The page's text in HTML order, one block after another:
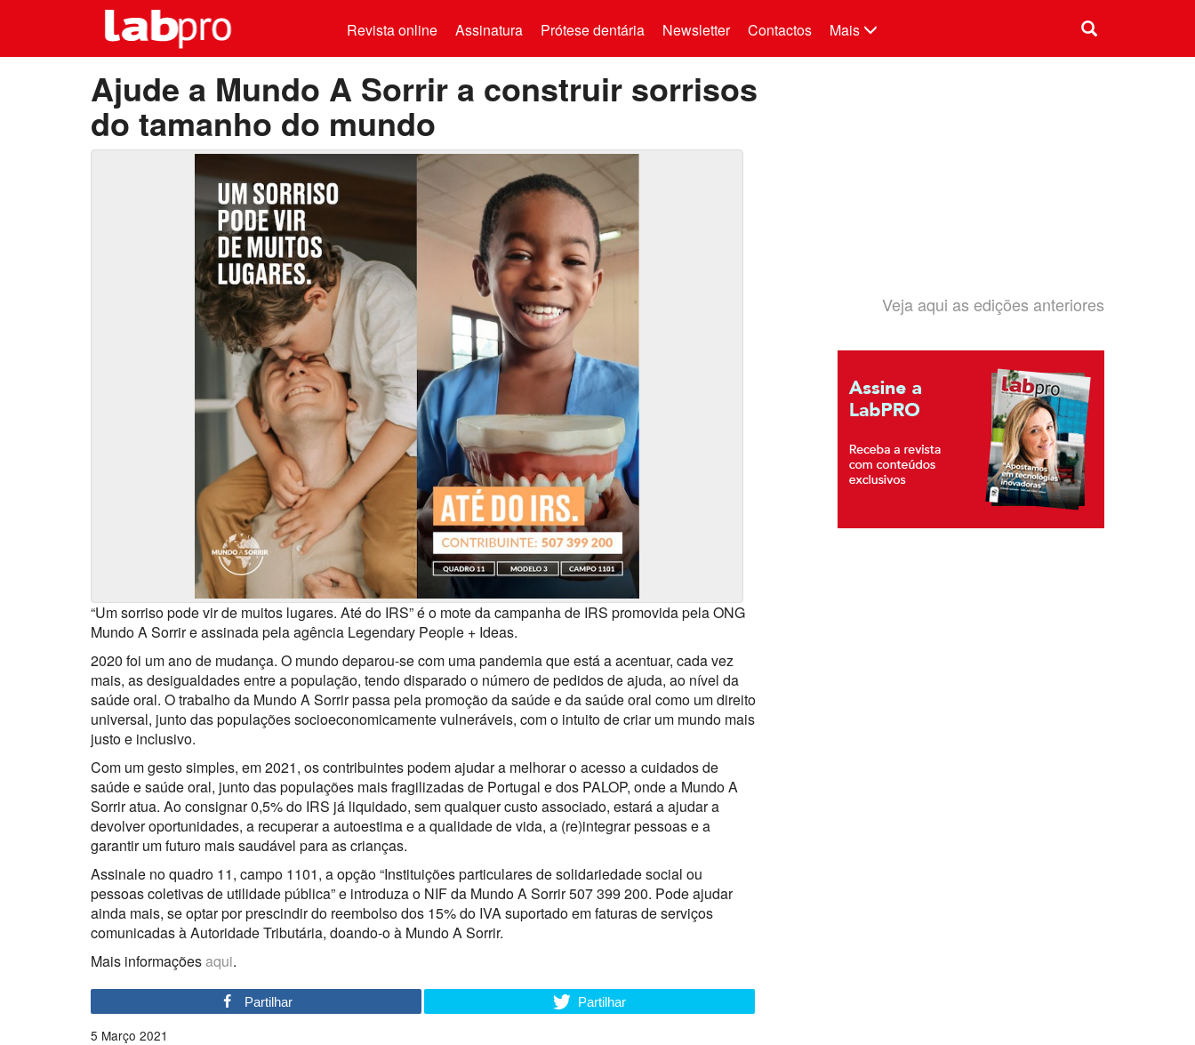
Mais
Revista online Assinatura Prótese dentária Newsletter Contactos
Ajude a Mundo A Sorrir a construir sorrisos
do tamanho do mundo
“Um sorriso pode vir de muitos lugares. Até do IRS” é o mote da campanha de IRS promovida pela ONG
Mundo A Sorrir e assinada pela agência Legendary People + Ideas.
2020 foi um ano de mudança. O mundo deparou-se com uma pandemia que está a acentuar, cada vez
mais, as desigualdades entre a população, tendo disparado o número de pedidos de ajuda, ao nível da
saúde oral. O trabalho da Mundo A Sorrir passa pela promoção da saúde e da saúde oral como um direito
universal, junto das populações socioeconomicamente vulneráveis, com o intuito de criar um mundo mais
justo e inclusivo.
Com um gesto simples, em 2021, os contribuintes podem ajudar a melhorar o acesso a cuidados de
saúde e saúde oral, junto das populações mais fragilizadas de Portugal e dos PALOP, onde a Mundo A
Sorrir atua. Ao consignar 0,5% do IRS já liquidado, sem qualquer custo associado, estará a ajudar a
devolver oportunidades, a recuperar a autoestima e a qualidade de vida, a (re)integrar pessoas e a
garantir um futuro mais saudável para as crianças.
Assinale no quadro 11, campo 1101, a opção “Instituições particulares de solidariedade social ou
pessoas coletivas de utilidade pública” e introduza o NIF da Mundo A Sorrir 507 399 200. Pode ajudar
ainda mais, se optar por prescindir do reembolso dos 15% do IVA suportado em faturas de serviços
comunicadas à Autoridade Tributária, doando-o à Mundo A Sorrir.
Mais informaçõesaqui.
Partilhar Partilhar
5 Março 2021
Veja aqui as edições anteriores